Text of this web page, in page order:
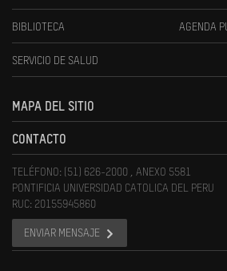
BIBLIOTECA AGENDA
SERVICIO DE SALUD
MAPA DEL SITIO
CONTACTO
TELÉFONO: (51) 626-2000 , ANEXO 5581
PONTIFICIA UNIVERSIDAD CATOLICA DEL PERU
RUC: 20155945860
ENVIAR MENSAJE